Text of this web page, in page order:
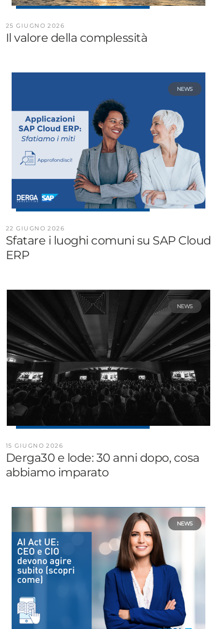
25 GIUGNO 2026
Il valore della complessità
NEWS
22 GIUGNO 2026
Sfatare i luoghi comuni su SAP Cloud
ERP
NEWS
15 GIUGNO 2026
Derga30 e lode: 30 anni dopo, cosa
abbiamo imparato
NEWS